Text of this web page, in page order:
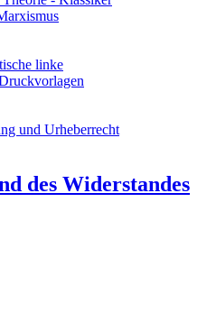
linke
und Urheberrecht
des Widerstandes